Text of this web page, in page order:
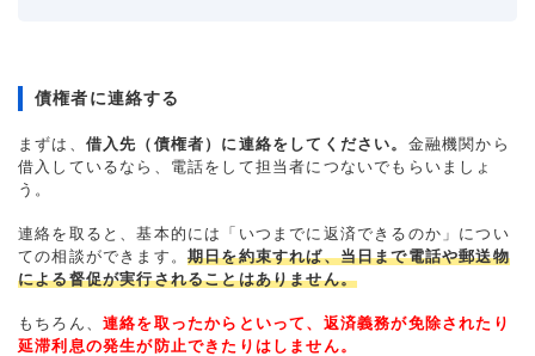
債権者に連絡する
まずは、 借入先（債権者）に連絡をしてください。 金融機関から
借入しているなら、電話をして担当者につないでもらいましょ
う。
連絡を取ると、基本的には「いつまでに返済できるのか」につい
ての相談ができます。 期日を約束すれば、当日まで電話や郵送物
による督促が実行されることはありません。
もちろん、 連絡を取ったからといって、返済義務が免除されたり
延滞利息の発生が防止できたりはしません。